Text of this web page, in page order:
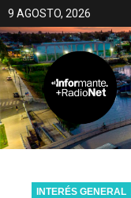
9 AGOSTO, 2026
INTERÉS GENERAL